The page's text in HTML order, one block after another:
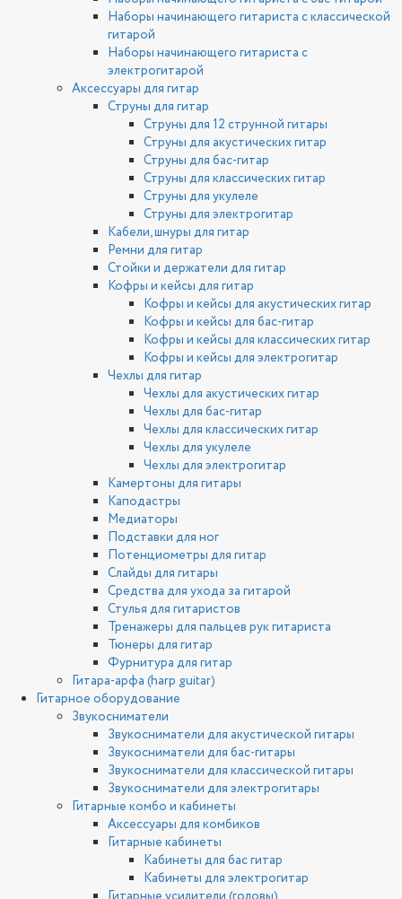
Наборы начинающего гитариста с классической
гитарой
Наборы начинающего гитариста с
электрогитарой
Аксессуары для гитар
Струны для гитар
Струны для 12 струнной гитары
Струны для акустических гитар
Струны для бас-гитар
Струны для классических гитар
Струны для укулеле
Струны для электрогитар
Кабели, шнуры для гитар
Ремни для гитар
Стойки и держатели для гитар
Кофры и кейсы для гитар
Кофры и кейсы для акустических гитар
Кофры и кейсы для бас-гитар
Кофры и кейсы для классических гитар
Кофры и кейсы для электрогитар
Чехлы для гитар
Чехлы для акустических гитар
Чехлы для бас-гитар
Чехлы для классических гитар
Чехлы для укулеле
Чехлы для электрогитар
Камертоны для гитары
Каподастры
Медиаторы
Подставки для ног
Потенциометры для гитар
Слайды для гитары
Средства для ухода за гитарой
Стулья для гитаристов
Тренажеры для пальцев рук гитариста
Тюнеры для гитар
Фурнитура для гитар
Гитара-арфа (harp guitar)
Гитарное оборудование
Звукосниматели
Звукосниматели для акустической гитары
Звукосниматели для бас-гитары
Звукосниматели для классической гитары
Звукосниматели для электрогитары
Гитарные комбо и кабинеты
Аксессуары для комбиков
Гитарные кабинеты
Кабинеты для бас гитар
Кабинеты для электрогитар